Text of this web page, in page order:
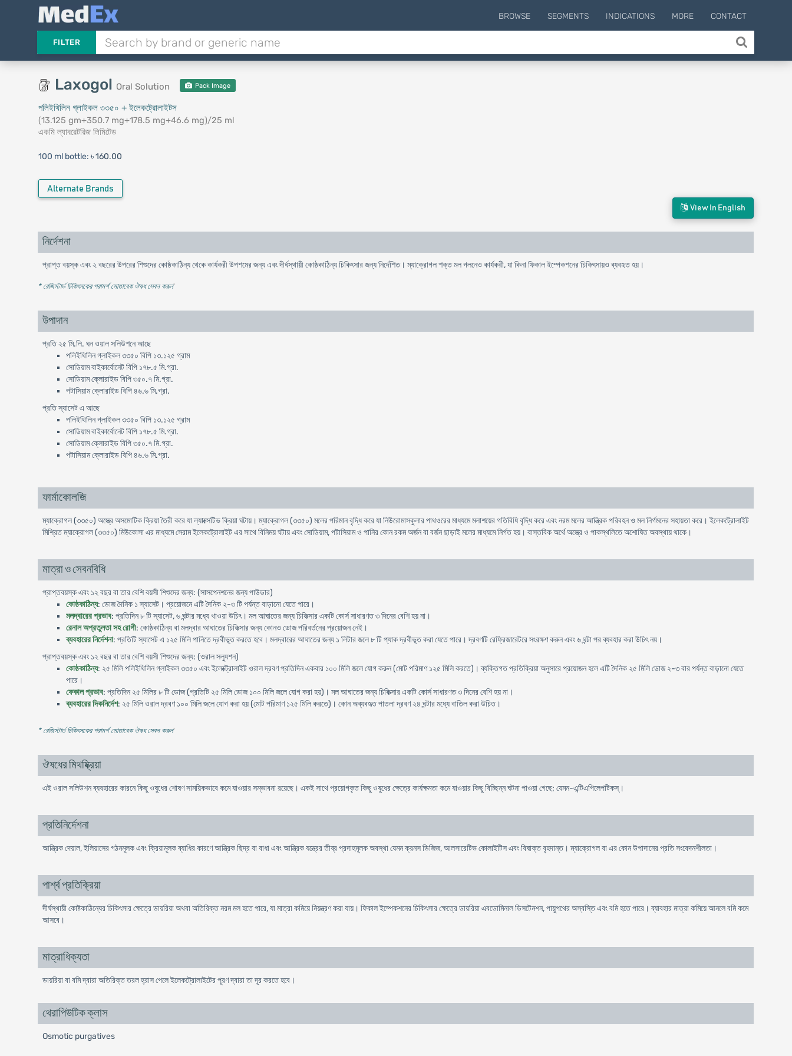
BROWSE SEGMENTS INDICATIONS MORE CONTACT
FILTER
Laxogol Oral Solution Pack Image
পলিইথিলিন গ্লাইকল ৩৩৫০ + ইলেকট্রোলাইটস
(13.125 gm+350.7 mg+178.5 mg+46.6 mg)/25 ml
একমি ল্যাবরেটরিজ লিমিটেড
100 ml bottle: ৳ 160.00
Alternate Brands
View In English
নির্দেশনা
প্রাপ্ত বয়স্ক এবং ২ বছরের উপরের শিশুদের কোষ্ঠকাঠিন্য থেকে কার্যকরী উপশমের জন্য এবং দীর্ঘস্থায়ী কোষ্ঠকাঠিন্য চিকিৎসার জন্য নির্দেশিত। ম্যাক্রোগল শক্ত মল গলনেও কার্যকরী, যা কিনা ফিকাল ইম্পেকশনের চিকিৎসায়ও ব্যবহৃত হয়।
* রেজিস্টার্ড চিকিৎসকের পরামর্শ মোতাবেক ঔষধ সেবন করুন'
উপাদান
প্রতি ২৫ মি.লি. ঘন ওয়াল সলিউশনে আছে
পলিইথিলিন গ্লাইকল ৩৩৫০ বিপি ১৩.১২৫ গ্রাম
সোডিয়াম বাইকার্বোনেট বিপি ১৭৮.৫ মি.গ্রা.
সোডিয়াম ক্লোরাইড বিপি ৩৫০.৭ মি.গ্রা.
পটাসিয়াম ক্লোরাইড বিপি ৪৬.৬ মি.গ্রা.
প্রতি স্যাসেট এ আছে
পলিইথিলিন গ্লাইকল ৩৩৫০ বিপি ১৩.১২৫ গ্রাম
সোডিয়াম বাইকার্বোনেট বিপি ১৭৮.৫ মি.গ্রা.
সোডিয়াম ক্লোরাইড বিপি ৩৫০.৭ মি.গ্রা.
পটাসিয়াম ক্লোরাইড বিপি ৪৬.৬ মি.গ্রা.
ফার্মাকোলজি
ম্যাক্রোগল (৩৩৫০) অস্ত্রে অসমোটিক ক্রিয়া তৈরী করে যা ল্যাক্সেটিভ ক্রিয়া ঘটায়। ম্যাক্রোগল (৩৩৫০) মলের পরিমান বৃদ্ধি করে যা নিউরোমাসকুলার পাথওরের মাধ্যমে মলাশয়ের গতিবিধি বৃদ্ধি করে এবং নরম মলের আন্ত্রিক পরিবহন ও মল নির্গমনের সহায়তা করে। ইলেকট্রোলাইট
মিশ্রিত ম্যাক্রোগল (৩৩৫০) মিউকোসা এর মাধ্যমে সেরাম ইলেকট্রোলাইট এর সাথে বিনিময় ঘটায় এবং সোডিয়াম, পটাসিয়াম ও পানির কোন রকম অর্জন বা বর্জন ছাড়াই মলের মাধ্যমে নির্গত হয়। বাস্তবিক অর্থে অস্ত্রে ও পাকস্থলিতে অশোষিত অবস্থায় থাকে।
মাত্রা ও সেবনবিধি
প্রাপ্তবয়স্ক এবং ১২ বছর বা তার বেশি বয়সী শিশুদের জন্য: (সাসপেনশনের জন্য পাউডার)
কোষ্ঠকাঠিন্য: ডোজ দৈনিক ১ স্যাসেট। প্রয়োজনে এটি দৈনিক ২-৩ টি পর্যন্ত বাড়ানো যেতে পারে।
মলদ্বারের প্রভাব: প্রতিদিন ৮ টি স্যাসেট, ৬ ঘন্টার মধ্যে খাওয়া উচিৎ। মল আঘাতের জন্য চিকিত্সার একটি কোর্স সাধারণত ৩ দিনের বেশি হয় না।
রেনাল অপ্রতুলতা সহ রোগী: কোষ্ঠকাঠিন্য বা মলদ্বার আঘাতের চিকিত্সার জন্য কোনও ডোজ পরিবর্তনের প্রয়োজন নেই।
ব্যবহারের নির্দেশনা: প্রতিটি স্যাসেট এ ১২৫ মিলি পানিতে দ্রবীভূত করতে হবে। মলদ্বারের আঘাতের জন্য ১ লিটার জলে ৮ টি প্যাক দ্রবীভূত করা যেতে পারে। দ্রবণটি রেফ্রিজারেটরে সংরক্ষণ করুন এবং ৬ ঘন্টা পর ব্যবহার করা উচিৎ নয়।
প্রাপ্তবয়স্ক এবং ১২ বছর বা তার বেশি বয়সী শিশুদের জন্য: (ওরাল সল্যুশন)
কোষ্ঠকাঠিন্য: ২৫ মিলি পলিইথিলিন গ্লাইকল ৩৩৫০ এবং ইলেক্ট্রোলাইট ওরাল দ্রবণ প্রতিদিন একবার ১০০ মিলি জলে যোগ করুন (মোট পরিমাণ ১২৫ মিলি করতে)। ব্যক্তিগত প্রতিক্রিয়া অনুসারে প্রয়োজন হলে এটি দৈনিক ২৫ মিলি ডোজ ২-৩ বার পর্যন্ত বাড়ানো যেতে
পারে।
ফেকাল প্রভাব: প্রতিদিন ২৫ মিলির ৮ টি ডোজ (প্রতিটি ২৫ মিলি ডোজ ১০০ মিলি জলে যোগ করা হয়)। মল আঘাতের জন্য চিকিত্সার একটি কোর্স সাধারণত ৩ দিনের বেশি হয় না।
ব্যবহারের দিকনির্দেশ: ২৫ মিলি ওরাল দ্রবণ ১০০ মিলি জলে যোগ করা হয় (মোট পরিমাণ ১২৫ মিলি করতে)। কোন অব্যবহৃত পাতলা দ্রবণ ২৪ ঘন্টার মধ্যে বাতিল করা উচিত।
* রেজিস্টার্ড চিকিৎসকের পরামর্শ মোতাবেক ঔষধ সেবন করুন'
ঔষধের মিথষ্ক্রিয়া
এই ওরাল সলিউশন ব্যবহারের কারনে কিছু ওষুধের শোষণ সাময়িকভাবে কমে যাওয়ার সম্ভাবনা রয়েছে। একই সাথে প্রয়োগকৃত কিছু ওষুধের ক্ষেত্রে কার্যক্ষমতা কমে যাওয়ার কিছু বিচ্ছিন্ন ঘটনা পাওয়া গেছে; যেমন-এন্টিএপিলেপটিকস্।
প্রতিনির্দেশনা
আন্ত্রিক দেয়াল, ইলিয়াসের গঠনমূলক এবং ক্রিয়ামূলক ব্যাধির কারণে আন্ত্রিক ছিদ্র বা বাধা এবং আন্ত্রিক যন্ত্রের তীব্র প্রদাহমূলক অবস্থা যেমন ক্রনস ডিজিজ, আলসারেটিভ কোলাইটিস এবং বিষাক্ত বৃহদান্ত। ম্যাক্রোগল বা এর কোন উপাদানের প্রতি সংবেদনশীলতা।
পার্শ্ব প্রতিক্রিয়া
দীর্ঘস্থায়ী কোষ্টকাঠিন্যের চিকিৎসার ক্ষেত্রে ডায়রিয়া অথবা অতিরিক্ত নরম মল হতে পারে, যা মাত্রা কমিয়ে নিয়ন্ত্রণ করা যায়। ফিকাল ইম্পেকশনের চিকিৎসার ক্ষেত্রে ডায়রিয়া এবডোমিনাল ডিসটেনশন, পায়ুপথের অস্বস্তি এবং বমি হতে পারে। ব্যাবহার মাত্রা কমিয়ে আনলে বমি কমে
আসবে।
মাত্রাধিক্যতা
ডায়রিয়া বা বমি দ্বারা অতিরিক্ত তরল হ্রাস পেলে ইলেকট্রোলাইটের পূরণ দ্বারা তা দূর করতে হবে।
থেরাপিউটিক ক্লাস
Osmotic purgatives